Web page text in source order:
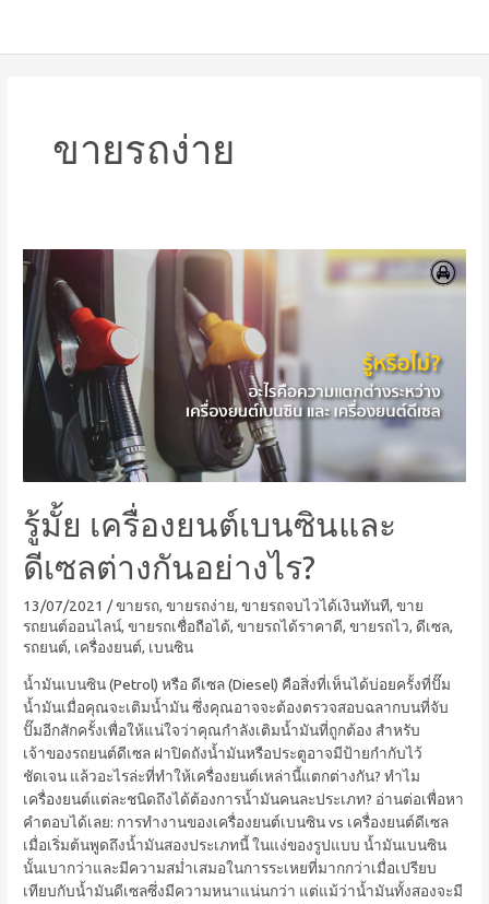
ขายรถง่าย
รู้มั้ย เครื่องยนต์เบนซินและ
ดีเซลต่างกันอย่างไร?
13/07/2021/ขายรถ,ขายรถง่าย,ขายรถจบไวได้เงินทันที,ขาย
รถยนต์ออนไลน์,ขายรถเชื่อถือได้,ขายรถได้ราคาดี,ขายรถไว, ดีเซล,
รถยนต์, เครื่องยนต์, เบนซิน
น้ำมันเบนซิน (Petrol) หรือ ดีเซล (Diesel) คือสิ่งที่เห็นได้บ่อยครั้งที่ปั๊ม
น้ำมันเมื่อคุณจะเติมน้ำมัน ซึ่งคุณอาจจะต้องตรวจสอบฉลากบนที่จับ
ปั๊มอีกสักครั้งเพื่อให้แน่ใจว่าคุณกำลังเติมน้ำมันที่ถูกต้อง สำหรับ
เจ้าของรถยนต์ดีเซล ฝาปิดถังน้ำมันหรือประตูอาจมีป้ายกำกับไว้
ชัดเจน แล้วอะไรล่ะที่ทำให้เครื่องยนต์เหล่านี้แตกต่างกัน? ทำไม
เครื่องยนต์แต่ละชนิดถึงได้ต้องการน้ำมันคนละประเภท? อ่านต่อเพื่อหา
คำตอบได้เลย: การทำงานของเครื่องยนต์เบนซิน vs เครื่องยนต์ดีเซล
เมื่อเริ่มต้นพูดถึงน้ำมันสองประเภทนี้ ในแง่ของรูปแบบ น้ำมันเบนซิน
นั้นเบากว่าและมีความสม่ำเสมอในการระเหยที่มากกว่าเมื่อเปรียบ
เทียบกับน้ำมันดีเซลซึ่งมีความหนาแน่นกว่า แต่แม้ว่าน้ำมันทั้งสองจะมี